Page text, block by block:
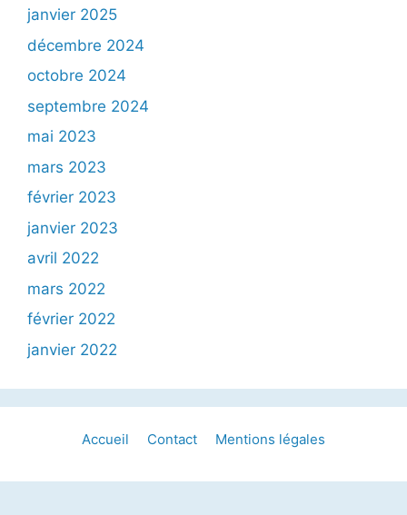
janvier 2025
décembre 2024
octobre 2024
septembre 2024
mai 2023
mars 2023
février 2023
janvier 2023
avril 2022
mars 2022
février 2022
janvier 2022
Accueil Contact Mentions légales